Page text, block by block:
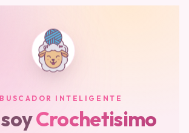
INTELIGENTE
Crochetisimo